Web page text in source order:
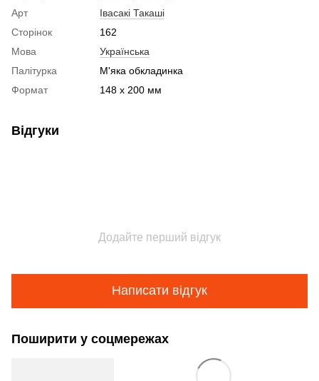
Арт
Івасакі Такаші
Сторінок
162
Мова
Українська
Палітурка
М'яка обкладинка
Формат
148 x 200 мм
Відгуки
Додайте перший відгук
Написати відгук
Поширити у соцмережах